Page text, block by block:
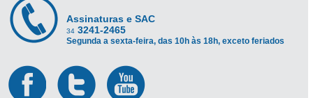
Assinaturas e SAC
34 3241-2465
Segunda a sexta-feira, das 10h às 18h, exceto feriados